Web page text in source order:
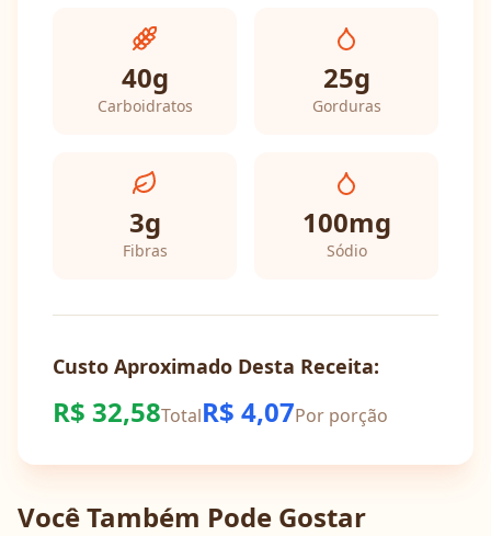
40g
Carboidratos
25g
Gorduras
3g
Fibras
100mg
Sódio
Custo Aproximado Desta Receita:
R$ 32,58TotalR$ 4,07Por porção
Você Também Pode Gostar